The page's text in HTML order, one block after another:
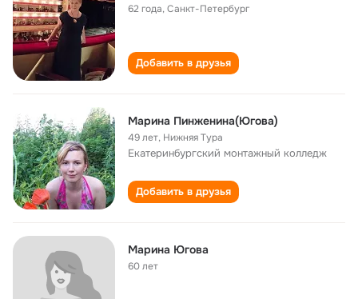
62 года,Санкт-Петербург
Добавить в друзья
Марина Пинженина(Югова)
49 лет, Нижняя Тура
Екатеринбургский монтажный колледж
Добавить в друзья
Марина Югова
60 лет